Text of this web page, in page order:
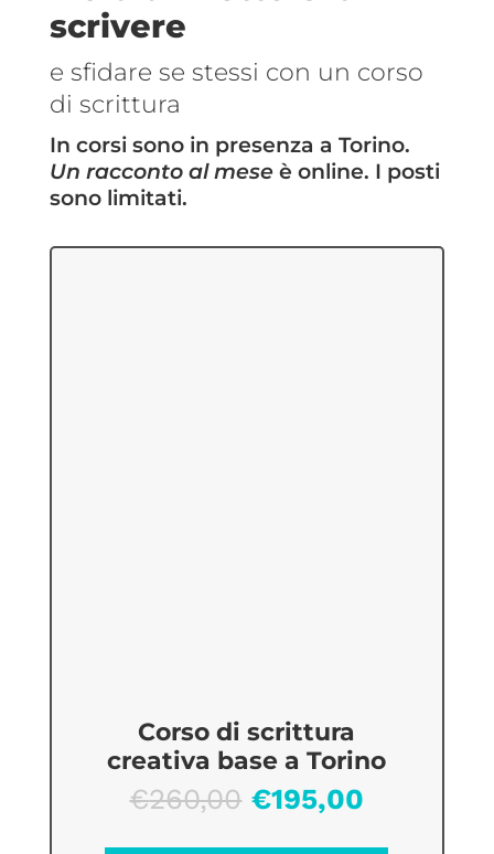
scrivere
e sfidare se stessi con un corso
di scrittura
In corsi sono in presenza a Torino.
Un racconto al meseè online. I posti
sono limitati.
Corso di scrittura
creativa base a Torino
€260,00 Il
€195,00